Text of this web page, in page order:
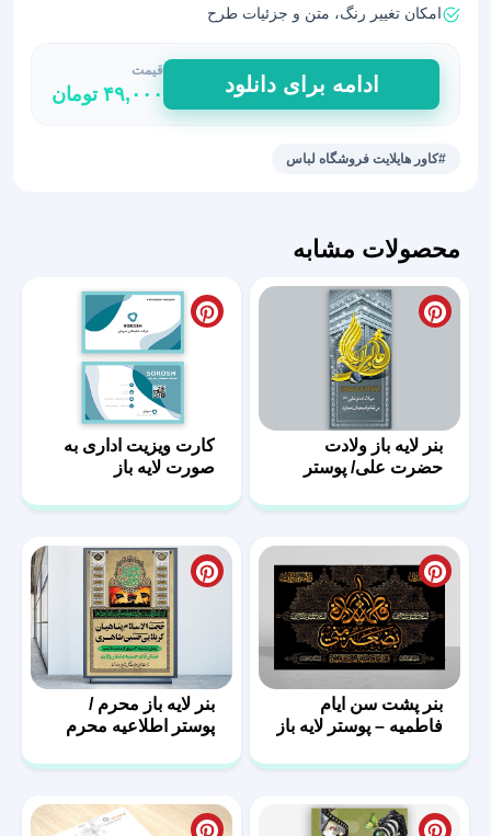
امکان تغییر رنگ، متن و جزئیات طرح
کاور
هایلایت
فروشگاه
لباس
ادامه برای دانلود
قیمت
۴۹,۰۰۰ تومان
#کاور هایلایت فروشگاه لباس
محصولات مشابه
بنر لایه باز ولادت
حضرت علی/ پوستر
کارت ویزیت اداری به
صورت لایه باز
بنر پشت سن ایام
فاطمیه – پوستر لایه باز
بنر لایه باز محرم /
پوستر اطلاعیه محرم